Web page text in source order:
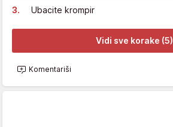
Ubacite krompir
Vidi sve korake (5)
Komentariši